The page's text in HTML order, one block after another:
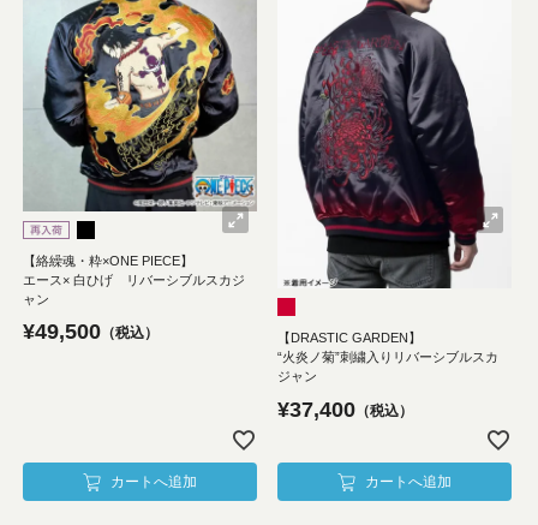
【絡繰魂・粋×ONE PIECE】
エース× 白ひげ リバーシブルスカジ
ャン
¥49,500 税込
カートへ追加
【DRASTIC GARDEN】
“火炎ノ菊”刺繍入りリバーシブルスカ
ジャン
¥37,400 税込
カートへ追加